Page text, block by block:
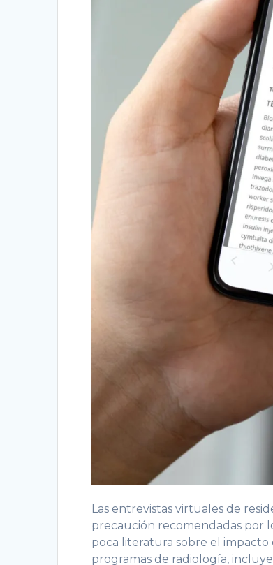
Las entrevistas virtuales de
precaución recomendadas por
poca literatura sobre el
programas de radiología,